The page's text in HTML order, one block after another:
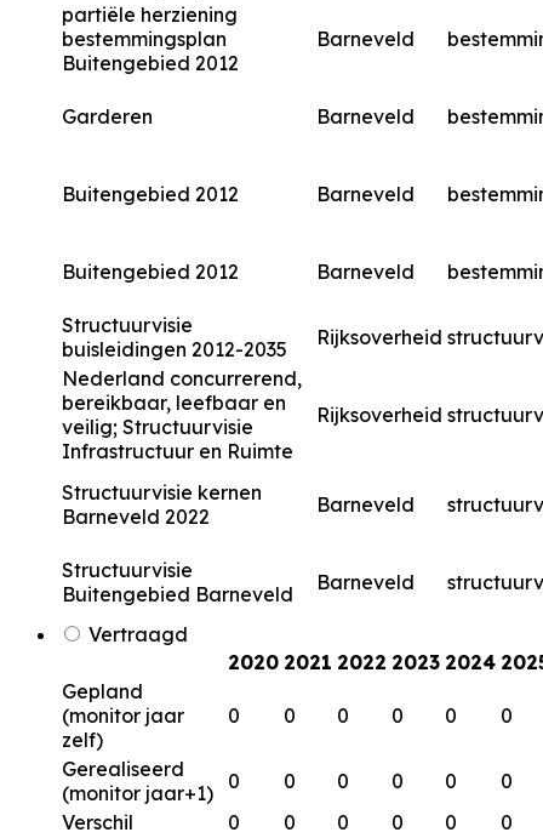
partiële herziening
bestemmingsplan
Buitengebied 2012
Barneveld
Garderen Barneveld
Buitengebied 2012 Barneveld
Buitengebied 2012 Barneveld
Structuurvisie
buisleidingen 2012-2035
Rijksoverheid
Nederland concurrerend,
bereikbaar, leefbaar en
veilig; Structuurvisie
Infrastructuur en Ruimte
Rijksoverheid
Structuurvisie kernen
Barneveld 2022
Barneveld
Structuurvisie
Buitengebied Barneveld
Barneveld
Vertraagd
2020 2021 2022 2023 2024
Gepland
(monitor jaar
zelf)
0 0 0 0 0 0
Gerealiseerd
(monitor jaar+1)
0 0 0 0 0
0
Verschil
0 0 0 0 0
0